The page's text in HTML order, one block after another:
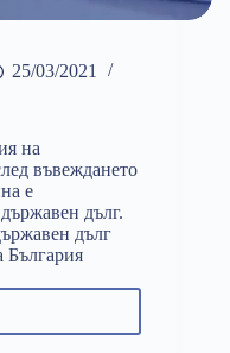
25/03/2021
на
въвеждането
е
дълг.
дълг
България